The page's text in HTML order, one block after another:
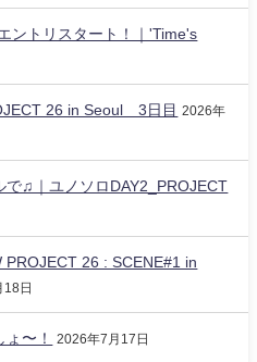
ントリスタート！｜'Time's
26 in Seoul 3日目
2026年
で♫｜ユノソロDAY2_PROJECT
26 : SCENE#1 in
日
〜！ 2026年7月17日